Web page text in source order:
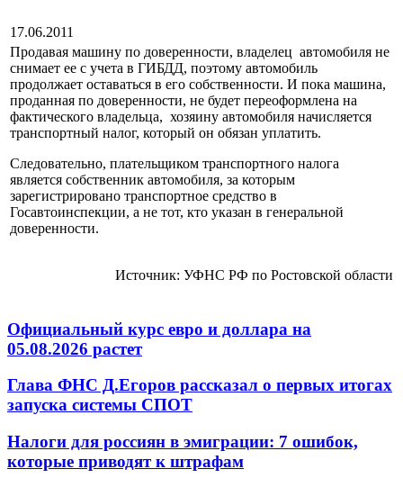
17.06.2011
Продавая машину по доверенности, владелец автомобиля не
снимает ее с учета в ГИБДД, поэтому автомобиль
продолжает оставаться в его собственности. И пока машина,
проданная по доверенности, не будет переоформлена на
фактического владельца, хозяину автомобиля начисляется
транспортный налог, который он обязан уплатить.
Следовательно, плательщиком транспортного налога
является собственник автомобиля, за которым
зарегистрировано транспортное средство в
Госавтоинспекции, а не тот, кто указан в генеральной
доверенности.
Источник: УФНС РФ по Ростовской области
Официальный курс евро и доллара на
05.08.2026 растет
Глава ФНС Д.Егоров рассказал о первых итогах
запуска системы СПОТ
Налоги для россиян в эмиграции: 7 ошибок,
которые приводят к штрафам